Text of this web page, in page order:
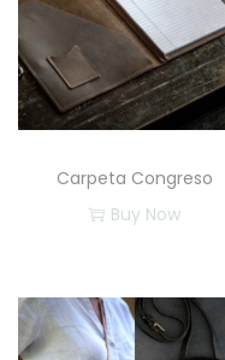
Carpeta Congreso
Buy Now